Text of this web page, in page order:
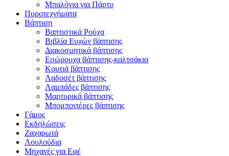
Μπαλόνια για Πάρτυ
Πυροτεχνήματα
Βάπτιση
Βαπτιστικά Ρούχα
Βιβλία Ευχών βάπτισης
Διακοσμητικά βάπτισης
Εσώρουχα βάπτισης-καλτσάκια
Κουτιά βάπτισης
Λαδοσέτ βάπτισης
Λαμπάδες βάπτισης
Μαρτυρικά βάπτισης
Μπομπονιέρες βάπτισης
Γάμος
Εκδηλώσεις
Ζαχαρωτά
Λουλούδια
Μηχανές για Εφέ